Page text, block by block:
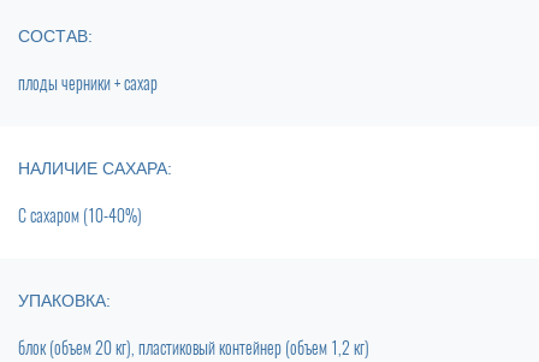
СОСТАВ:
плоды черники + сахар
НАЛИЧИЕ САХАРА:
С сахаром (10-40%)
УПАКОВКА:
блок (объем 20 кг), пластиковый контейнер (объем 1,2 кг)